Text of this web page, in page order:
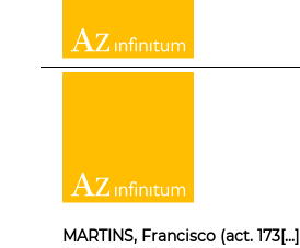
MARTINS, Francisco (act. 173[...]